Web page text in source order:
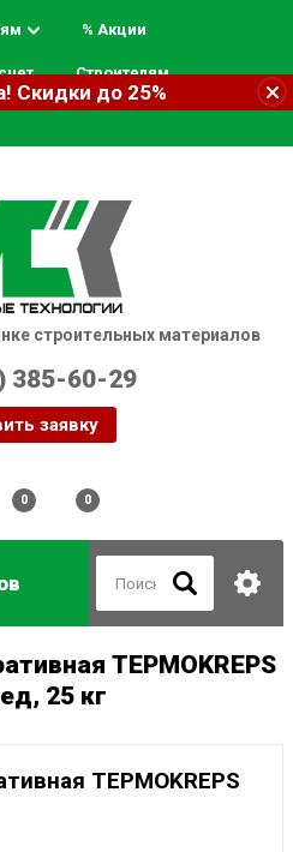
Скидки до 25%
% Акции
Строителям
строительных материалов
385-60-29
заявку
0 0
ТЕРМОKREPS
25 кг
ТЕРМОKREPS